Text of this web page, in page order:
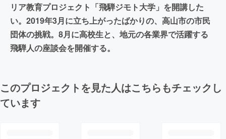
リア教育プロジェクト「飛騨ジモト大学」を開講した
い。2019年3月に立ち上がったばかりの、高山市の市民
団体の挑戦。8月に高校生と、地元の各業界で活躍する
飛騨人の座談会を開催する。
このプロジェクトを見た人はこちらもチェックし
ています